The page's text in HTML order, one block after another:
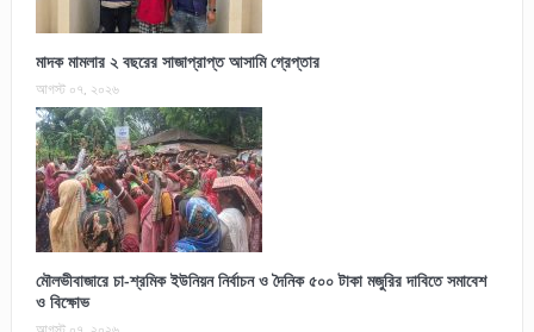
মাদক মামলার ২ বছরের সাজাপ্রাপ্ত আসামি গ্রেপ্তার
আগস্ট ০৭, ২০২৬
মৌলভীবাজারে চা-শ্রমিক ইউনিয়ন নির্বাচন ও দৈনিক ৫০০ টাকা মজুরির দাবিতে সমাবেশ
ও বিক্ষোভ
আগস্ট ০৭, ২০২৬